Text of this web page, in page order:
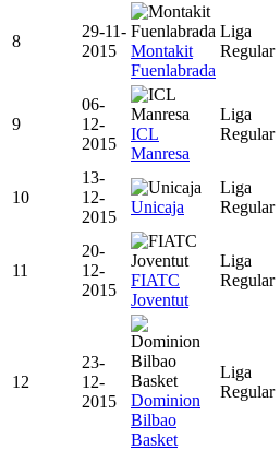
8
29-11-
2015
Montakit
Fuenlabrada
Liga
Regular
9
06-
12-
2015
ICL
Manresa
Liga
Regular
10
13-
12-
2015
Unicaja
Liga
Regular
11
20-
12-
2015
FIATC
Joventut
Liga
Regular
12
23-
12-
2015
Dominion
Bilbao
Basket
Liga
Regular